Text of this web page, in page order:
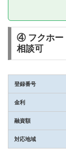
④ フクホー
相談可
登録番号
金利
融資額
対応地域